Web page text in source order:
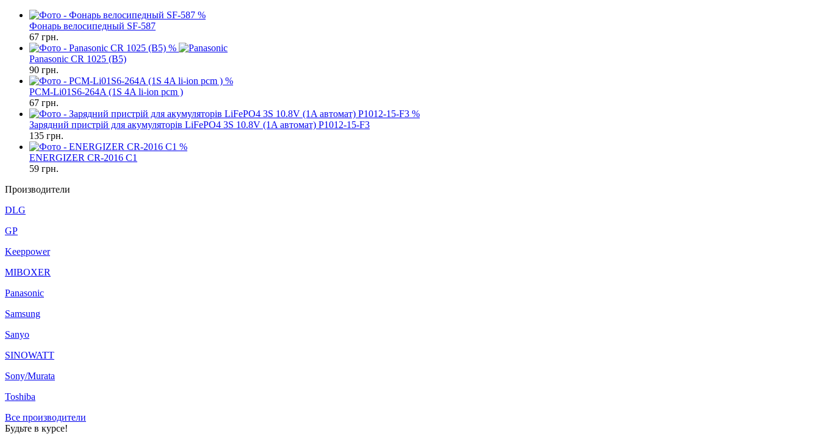
%
Фонарь велосипедный SF-587
67 грн.
%
Panasonic CR 1025 (B5)
90 грн.
%
PCM-Li01S6-264A (1S 4A li-ion pcm )
67 грн.
%
Зарядний пристрій для акумуляторів LiFePO4 3S 10.8V (1A автомат) P1012-15-F3
135 грн.
%
ENERGIZER CR-2016 C1
59 грн.
Производители
DLG
GP
Keeppower
MIBOXER
Panasonic
Samsung
Sanyo
SINOWATT
Sony/Murata
Toshiba
Все производители
Будьте в курсе!